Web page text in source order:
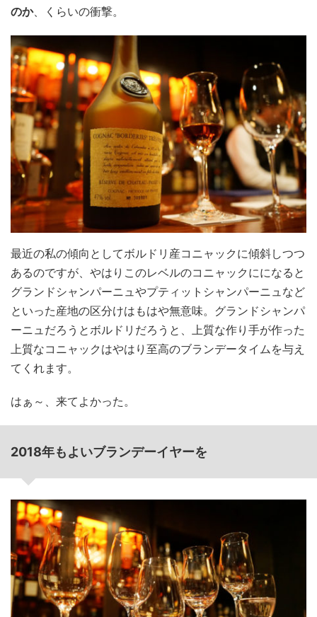
のか、くらいの衝撃。
最近の私の傾向としてボルドリ産コニャックに傾斜しつつ
あるのですが、やはりこのレベルのコニャックにになると
グランドシャンパーニュやプティットシャンパーニュなど
といった産地の区分けはもはや無意味。グランドシャンパ
ーニュだろうとボルドリだろうと、上質な作り手が作った
上質なコニャックはやはり至高のブランデータイムを与え
てくれます。
はぁ～、来てよかった。
2018年もよいブランデーイヤーを